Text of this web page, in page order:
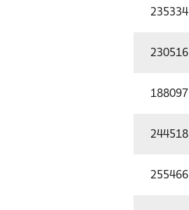
235334
230516
188097
244518
255466